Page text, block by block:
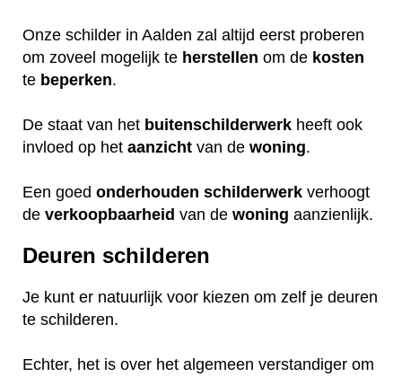
Onze schilder in Aalden zal altijd eerst proberen
om zoveel mogelijk te herstellen om de kosten
te beperken.
De staat van het buitenschilderwerk heeft ook
invloed op het aanzicht van de woning.
Een goed onderhouden schilderwerk verhoogt
de verkoopbaarheid van de woning aanzienlijk.
Deuren schilderen
Je kunt er natuurlijk voor kiezen om zelf je deuren
te schilderen.
Echter, het is over het algemeen verstandiger om